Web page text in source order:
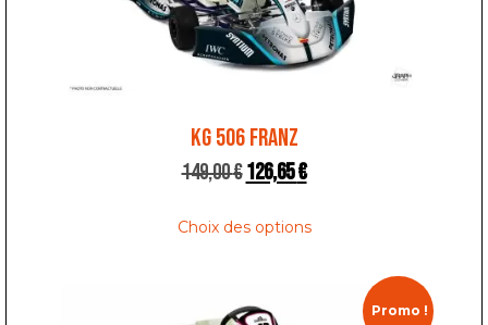
KG 506 FRANZ
149,00€126,65€
Choix des options
Promo !